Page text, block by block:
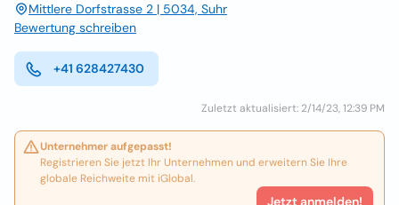
Mittlere Dorfstrasse 2 | 5034, Suhr
Bewertung schreiben
+41 628427430
Zuletzt aktualisiert: 2/14/23, 12:39 PM
Unternehmer aufgepasst!
Registrieren Sie jetzt Ihr Unternehmen und erweitern Sie Ihre
globale Reichweite mit iGlobal.
Jetzt anmelden!